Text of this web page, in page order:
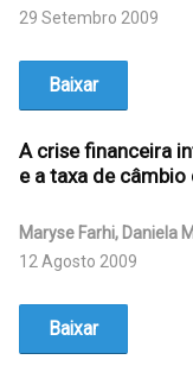
29 Setembro 2009
Baixar
A crise financeira
e a taxa de câmbio
Maryse Farhi, Daniela
12 Agosto 2009
Baixar